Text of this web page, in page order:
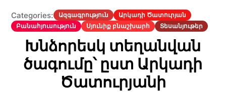
Categories: Ազգագրություն
Արկադի Ծատուրյան
Բանահյուսություն
Սյունիք բնաշխարհ Տեսանյութեր
Խնձորեսկ տեղանվան
ծագումը՝ ըստ Արկադի
Ծատուրյանի